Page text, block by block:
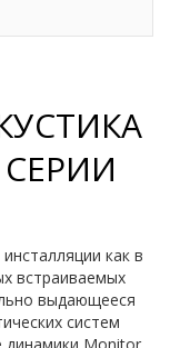
СЕРИИ
как в
встраиваемых
выдающееся
систем